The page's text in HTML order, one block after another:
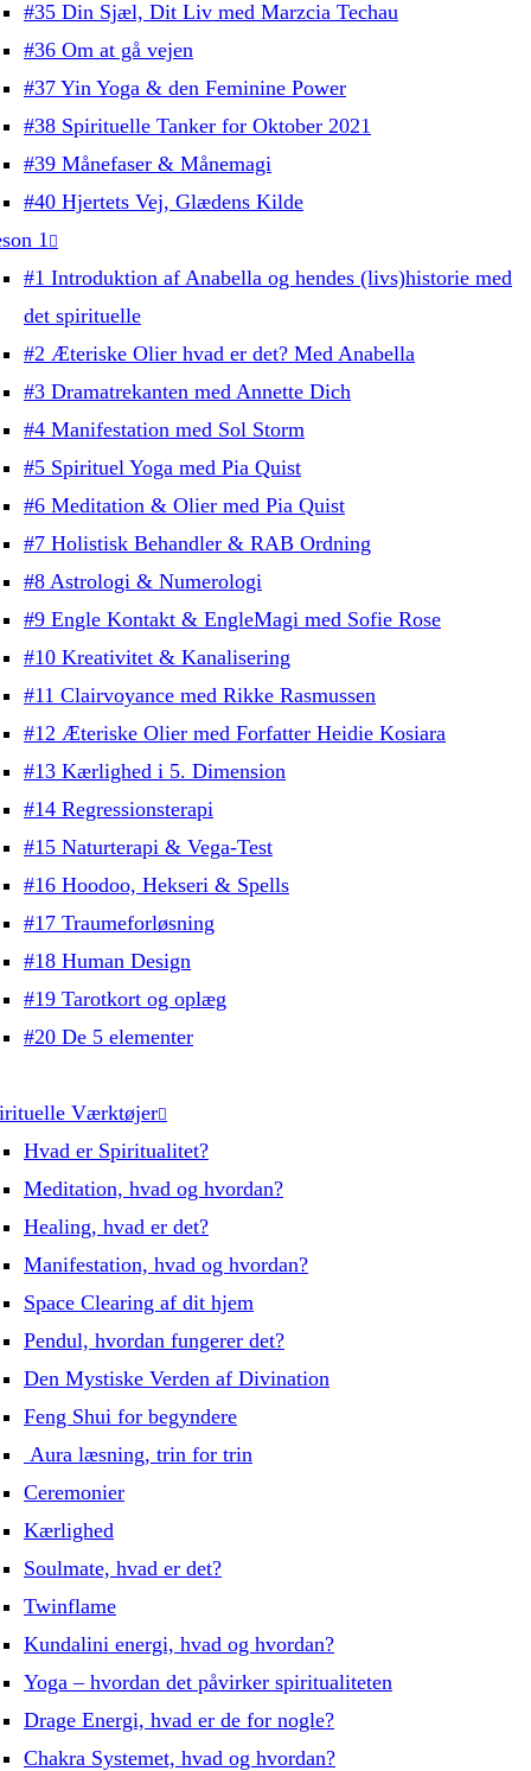
#35 Din Sjæl, Dit Liv med Marzcia Techau
#36 Om at gå vejen
#37 Yin Yoga & den Feminine Power
#38 Spirituelle Tanker for Oktober 2021
#39 Månefaser & Månemagi
#40 Hjertets Vej, Glædens Kilde
1
#1 Introduktion af Anabella og hendes (livs)historie med
det spirituelle
#2 Æteriske Olier hvad er det? Med Anabella
#3 Dramatrekanten med Annette Dich
#4 Manifestation med Sol Storm
#5 Spirituel Yoga med Pia Quist
#6 Meditation & Olier med Pia Quist
#7 Holistisk Behandler & RAB Ordning
#8 Astrologi & Numerologi
#9 Engle Kontakt & EngleMagi med Sofie Rose
#10 Kreativitet & Kanalisering
#11 Clairvoyance med Rikke Rasmussen
#12 Æteriske Olier med Forfatter Heidie Kosiara
#13 Kærlighed i 5. Dimension
#14 Regressionsterapi
#15 Naturterapi & Vega-Test
#16 Hoodoo, Hekseri & Spells
#17 Traumeforløsning
#18 Human Design
#19 Tarotkort og oplæg
#20 De 5 elementer
Værktøjer
Hvad er Spiritualitet?
Meditation, hvad og hvordan?
Healing, hvad er det?
Manifestation, hvad og hvordan?
Space Clearing af dit hjem
Pendul, hvordan fungerer det?
Den Mystiske Verden af Divination
Feng Shui for begyndere
Aura læsning, trin for trin
Ceremonier
Kærlighed
Soulmate, hvad er det?
Twinflame
Kundalini energi, hvad og hvordan?
Yoga – hvordan det påvirker spiritualiteten
Drage Energi, hvad er de for nogle?
Chakra Systemet, hvad og hvordan?